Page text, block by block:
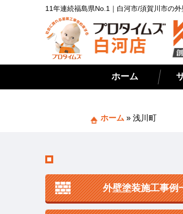
11年連続福島県No.1｜白河市/須賀川市の
ホーム
ホーム » 浅川町
外壁塗装施工事例